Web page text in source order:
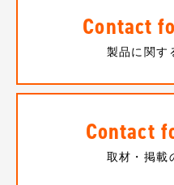
Contact
製品に関す
Contact
取材・掲載